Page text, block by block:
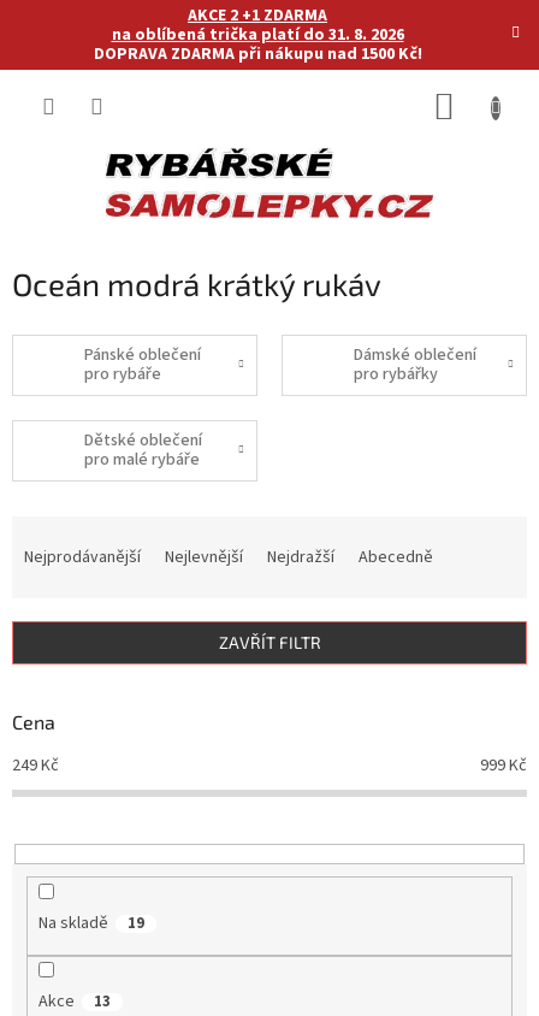
AKCE 2 +1 ZDARMA
na oblíbená trička platí do 31. 8. 2026
DOPRAVA ZDARMA při nákupu nad 1500 Kč!
Oceán modrá krátký rukáv
Pánské oblečení
pro rybáře
Dámské oblečení
pro rybářky
Dětské oblečení
pro malé rybáře
í
r
o
d
u
t
ů
Nejprodávanější Nejlevnější Nejdražší Abecedně
ZAVŘÍT FILTR
Cena
249Kč 999Kč
Na skladě 19
Akce 13